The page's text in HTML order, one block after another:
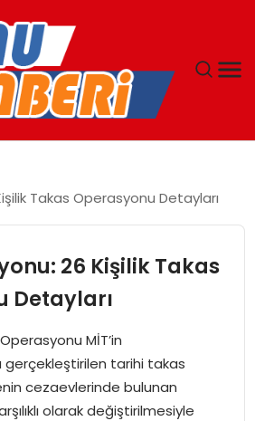
Takas Operasyonu Detayları
26 Kişilik Takas
Detayları
MİT’in
tarihi takas
cezaevlerinde bulunan
olarak değiştirilmesiyle